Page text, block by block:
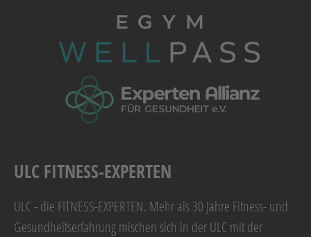
ULC FITNESS-EXPERTEN
ULC - die FITNESS-EXPERTEN. Mehr als 30 Jahre Fitness- und
Gesundheitserfahrung mischen sich in der ULC mit der